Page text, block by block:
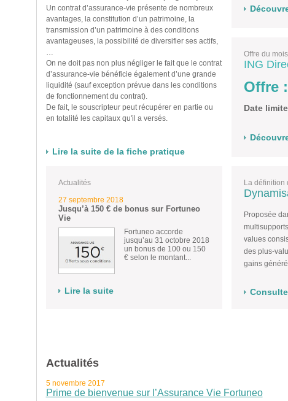
Un contrat d’assurance-vie présente de nombreux
avantages, la constitution d’un patrimoine, la
transmission d’un patrimoine à des conditions
avantageuses, la possibilité de diversifier ses actifs,
…
On ne doit pas non plus négliger le fait que le contrat
d’assurance-vie bénéficie également d’une grande
liquidité (sauf exception prévue dans les conditions
de fonctionnement du contrat).
De fait, le souscripteur peut récupérer en partie ou
en totalité les capitaux qu'il a versés.
Lire la suite de la fiche pratique
Offre du mois
ING
Offre :
Date
Actualités
27 septembre 2018
Jusqu’à 150 € de bonus sur Fortuneo
Vie
Fortuneo accorde
jusqu’au 31 octobre 2018
un bonus de 100 ou 150
€ selon le montant...
Lire la suite
La définition
Proposée
values
des plus-
gains
Actualités
5 novembre 2017
Prime de bienvenue sur l’Assurance Vie Fortuneo